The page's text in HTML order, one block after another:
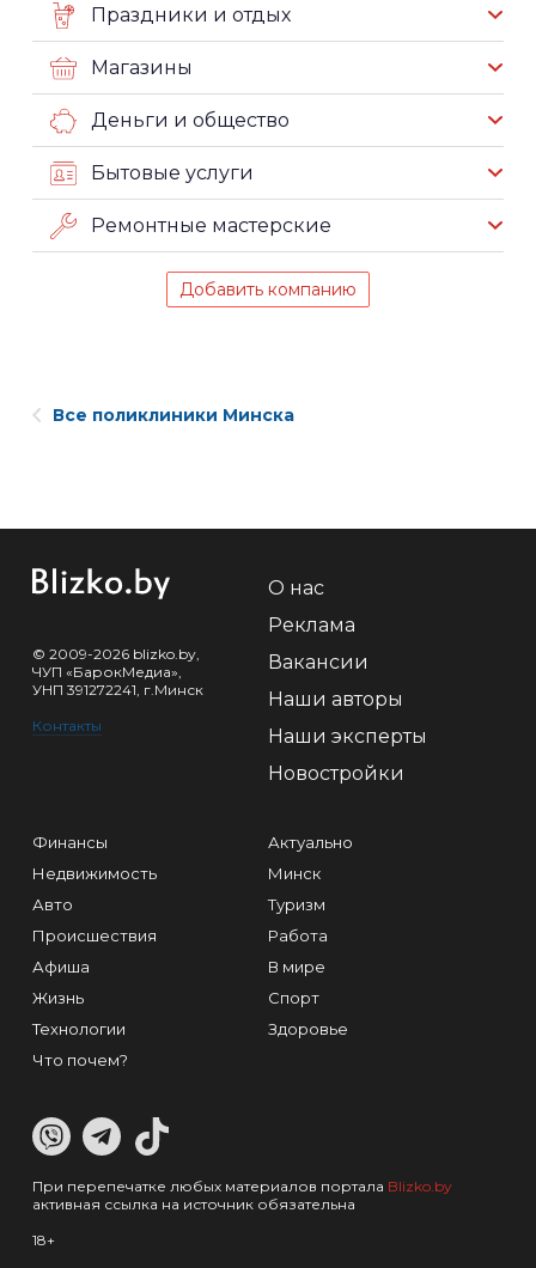
Праздники и отдых
Магазины
Деньги и общество
Бытовые услуги
Ремонтные мастерские
Добавить компанию
Все поликлиники Минска
© 2009-2026 blizko.by,
ЧУП «БарокМедиа»,
УНП 391272241, г.Минск
Контакты
О нас
Реклама
Вакансии
Наши авторы
Наши эксперты
Новостройки
Финансы
Недвижимость
Авто
Происшествия
Афиша
Жизнь
Технологии
Что почем?
Актуально
Минск
Туризм
Работа
В мире
Спорт
Здоровье
При перепечатке любых материалов портала Blizko.by
активная ссылка на источник обязательна
18+